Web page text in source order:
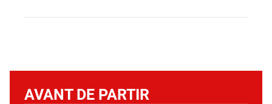
AVANT DE PARTIR